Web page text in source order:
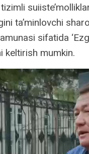
ta’minlovchi
sifatida
keltirish mumkin.